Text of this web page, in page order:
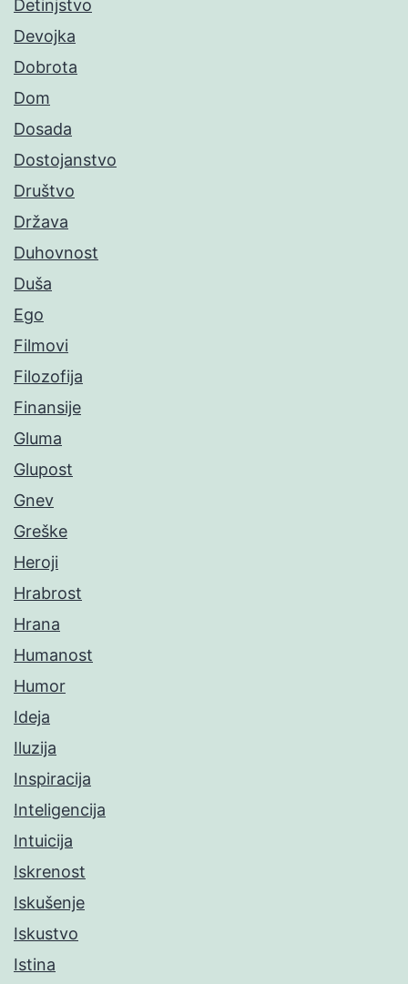
Detinjstvo
Devojka
Dobrota
Dom
Dosada
Dostojanstvo
Društvo
Država
Duhovnost
Duša
Ego
Filmovi
Filozofija
Finansije
Gluma
Glupost
Gnev
Greške
Heroji
Hrabrost
Hrana
Humanost
Humor
Ideja
Iluzija
Inspiracija
Inteligencija
Intuicija
Iskrenost
Iskušenje
Iskustvo
Istina